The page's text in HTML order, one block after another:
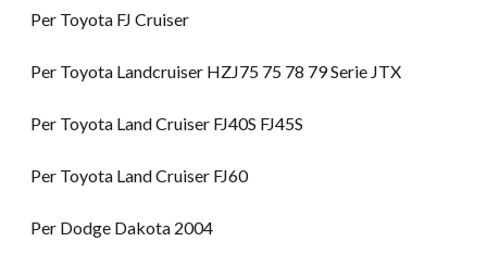
Per Toyota FJ Cruiser
Per Toyota Landcruiser HZJ75 75 78 79 Serie JTX
Per Toyota Land Cruiser FJ40S FJ45S
Per Toyota Land Cruiser FJ60
Per Dodge Dakota 2004